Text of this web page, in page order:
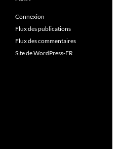
Connexion
Flux des publications
Flux des commentaires
Site de WordPress-FR